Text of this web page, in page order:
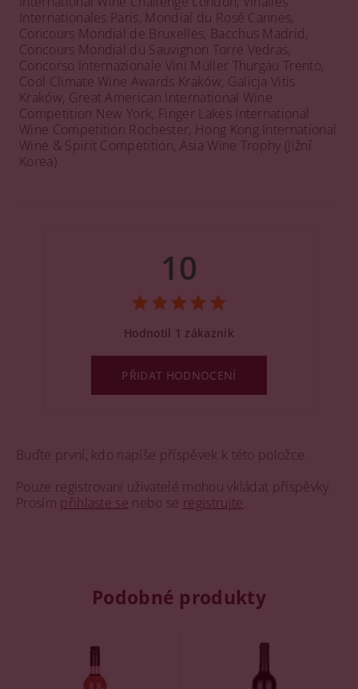
Internationales Paris, Mondial du Rosé Cannes,
Concours Mondial de Bruxelles, Bacchus Madrid,
Concours Mondial du Sauvignon Torre Vedras,
Concorso Internazionale Vini Müller Thurgau Trento,
Cool Climate Wine Awards Kraków, Galicja Vitis
Kraków, Great American International Wine
Competition New York, Finger Lakes International
Wine Competition Rochester, Hong Kong International
Wine & Spirit Competition, Asia Wine Trophy (Jižní
Korea)
Buďte první, kdo napíše příspěvek k této položce.
Pouze registrovaní uživatelé mohou vkládat příspěvky.
Prosím přihlaste se nebo se registrujte
10
Hodnotil 1 zákazník
PŘIDAT HODNOCENÍ
Podobné produkty